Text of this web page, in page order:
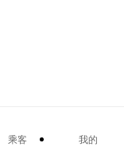
乘客 我的